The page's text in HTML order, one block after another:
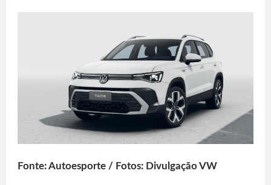
Fonte: Autoesporte / Fotos: Divulgação VW